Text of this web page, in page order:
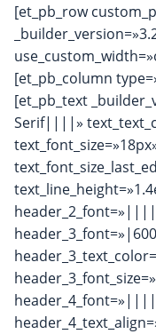
[et_pb_row
[et_pb_column
[et_pb_text
Serif||||»